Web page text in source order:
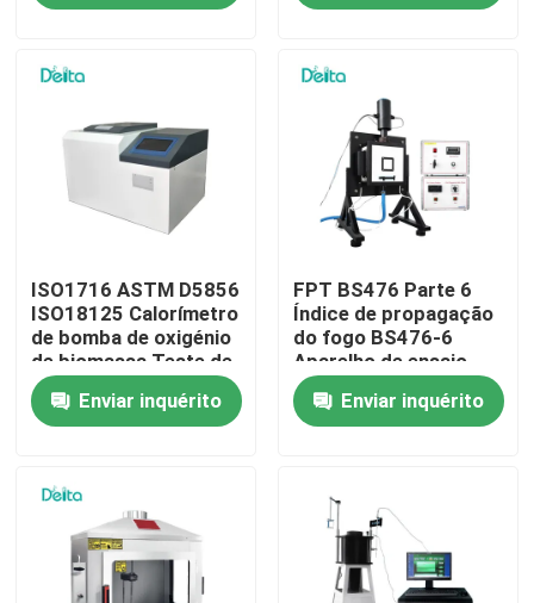
Vídeos
Sobre nós
Visita à fábrica
Controle de qualidade
Contacte-nos
Equipamento de teste elétrico
Equipamento de teste de incêndio
ISO1716 ASTM D5856
ISO18125 Calorímetro
de bomba de oxigénio
de biomassa Teste de
valor calórico de
carvãoEnviar inquérito
FPT BS476 Parte 6
Índice de propagação
do fogo BS476-6
Aparelho de ensaio
Enviar inquérito